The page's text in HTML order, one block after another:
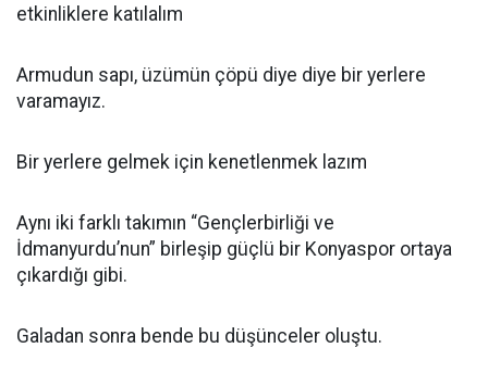
etkinliklere katılalım
Armudun sapı, üzümün çöpü diye diye bir yerlere
varamayız.
Bir yerlere gelmek için kenetlenmek lazım
Aynı iki farklı takımın “Gençlerbirliği ve
İdmanyurdu’nun” birleşip güçlü bir Konyaspor ortaya
çıkardığı gibi.
Galadan sonra bende bu düşünceler oluştu.